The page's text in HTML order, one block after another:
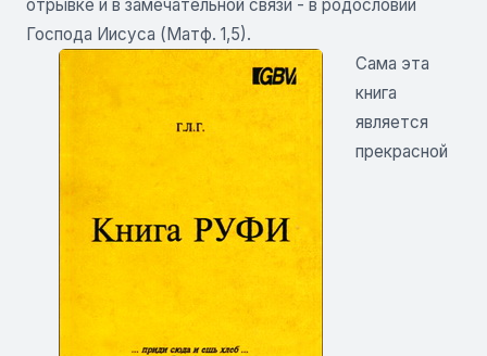
отрывке и в замечательной связи - в родословии
Господа Иисуса (Матф. 1,5).
Сама эта
книга
является
прекрасной